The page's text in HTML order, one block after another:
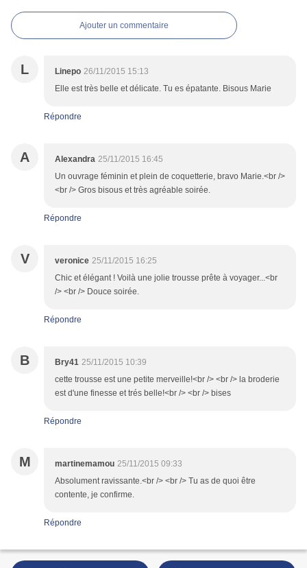
Ajouter un commentaire
L Linepo 26/11/2015 15:13
Elle est très belle et délicate. Tu es épatante. Bisous Marie
Répondre
A Alexandra 25/11/2015 16:45
Un ouvrage féminin et plein de coquetterie, bravo Marie.<br />
<br /> Gros bisous et très agréable soirée.
Répondre
V veronice 25/11/2015 16:25
Chic et élégant ! Voilà une jolie trousse prête à voyager...<br
/> <br /> Douce soirée.
Répondre
B Bry41 25/11/2015 10:39
cette trousse est une petite merveille!<br /> <br /> la broderie
est d'une finesse et trés belle!<br /> <br /> bises
Répondre
M martinemamou 25/11/2015 09:33
Absolument ravissante.<br /> <br /> Tu as de quoi être
contente, je confirme.
Répondre